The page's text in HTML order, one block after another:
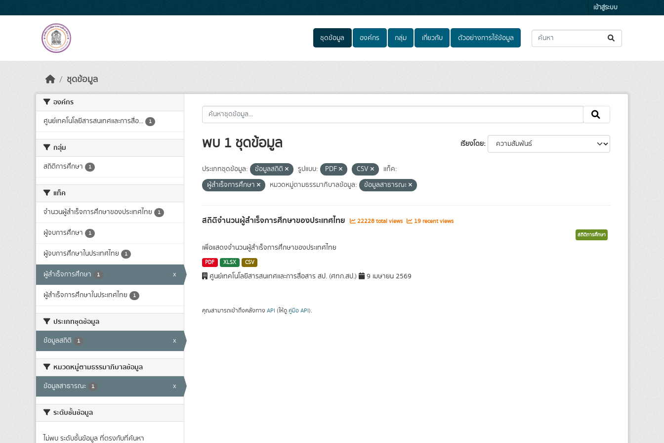
เข้าสู่ระบบ
ชุดข้อมูล องค์กร กลุ่ม เกี่ยวกับ ตัวอย่างการใช้ข้อมูล
ชุดข้อมูล
องค์กร
ศูนย์เทคโนโลยีสารสนเทศและการสื่อ... 1
กลุ่ม
สถิติการศึกษา 1
แท็ค
จำนวนผู้สำเร็จการศึกษาของประเทศไทย 1
ผู้จบการศึกษา 1
ผู้จบการศึกษาในประเทศไทย 1
ผู้สำเร็จการศึกษา 1 x
ผู้สำเร็จการศึกษาในประเทศไทย 1
ประเภทชุดข้อมูล
ข้อมูลสถิติ 1 x
หมวดหมู่ตามธรรมาภิบาลข้อมูล
ข้อมูลสาธารณะ 1 x
ระดับชั้นข้อมูล
ไม่พบ ระดับชั้นข้อมูล ที่ตรงกับที่ค้นหา
เรียงโดย
พบ 1 ชุดข้อมูล
ประเภทชุดข้อมูล: ข้อมูลสถิติ รูปแบบ: PDF CSV
แท็ค:
ผู้สำเร็จการศึกษา
หมวดหมู่ตามธรรมาภิบาลข้อมูล: ข้อมูลสาธารณะ
สถิติจำนวนผู้สำเร็จการศึกษาของประเทศไทย 22228 total views 19 recent views
สถิติการศึกษา
เพื่อแสดงจำนวนผู้สำเร็จการศึกษาของประเทศไทย
PDF XLSX CSV
ศูนย์เทคโนโลยีสารสนเทศและการสื่อสาร สป. (ศทก.สป.) 9 เมษายน 2569
คุณสามารถเข้าถึงคลังทาง API (ให้ดู คู่มือ API).